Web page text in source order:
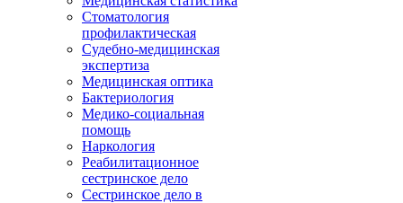
Стоматология
профилактическая
Судебно-медицинская
экспертиза
Медицинская оптика
Бактериология
Медико-социальная
помощь
Наркология
Реабилитационное
сестринское дело
Сестринское дело в